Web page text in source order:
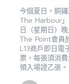
今個夏日，銅
The Harbour
日（星期日）
The Point會員
L13商戶即日
票，每張須消
領入場證乙張。